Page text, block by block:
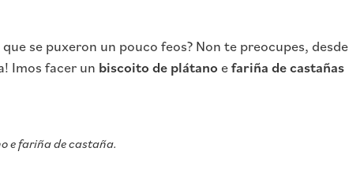
se puxeron un pouco feos? Non te preocupes, desde
Imos facer un biscoito de plátano efariña de castañas
e fariña de castaña.